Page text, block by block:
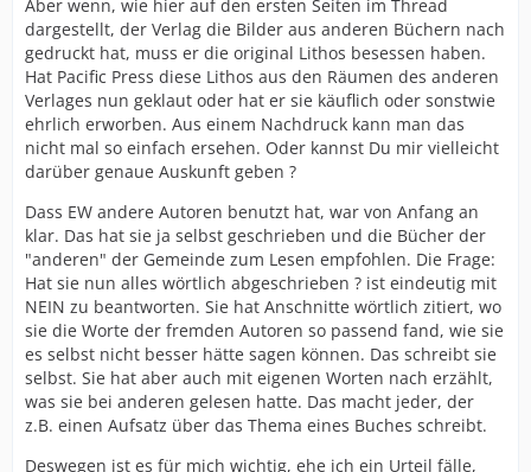
Aber wenn, wie hier auf den ersten Seiten im Thread
dargestellt, der Verlag die Bilder aus anderen Büchern nach
gedruckt hat, muss er die original Lithos besessen haben.
Hat Pacific Press diese Lithos aus den Räumen des anderen
Verlages nun geklaut oder hat er sie käuflich oder sonstwie
ehrlich erworben. Aus einem Nachdruck kann man das
nicht mal so einfach ersehen. Oder kannst Du mir vielleicht
darüber genaue Auskunft geben ?
Dass EW andere Autoren benutzt hat, war von Anfang an
klar. Das hat sie ja selbst geschrieben und die Bücher der
"anderen" der Gemeinde zum Lesen empfohlen. Die Frage:
Hat sie nun alles wörtlich abgeschrieben ? ist eindeutig mit
NEIN zu beantworten. Sie hat Anschnitte wörtlich zitiert, wo
sie die Worte der fremden Autoren so passend fand, wie sie
es selbst nicht besser hätte sagen können. Das schreibt sie
selbst. Sie hat aber auch mit eigenen Worten nach erzählt,
was sie bei anderen gelesen hatte. Das macht jeder, der
z.B. einen Aufsatz über das Thema eines Buches schreibt.
Deswegen ist es für mich wichtig, ehe ich ein Urteil fälle,